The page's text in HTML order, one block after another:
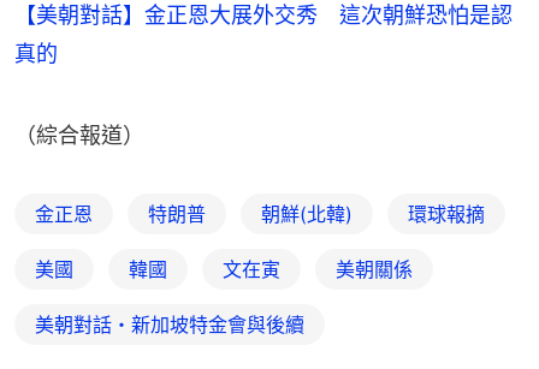
【美朝對話】金正恩大展外交秀 這次朝鮮恐怕是認
真的
（綜合報道）
金正恩 特朗普 朝鮮(北韓) 環球報摘
美國 韓國 文在寅 美朝關係
美朝對話・新加坡特金會與後續